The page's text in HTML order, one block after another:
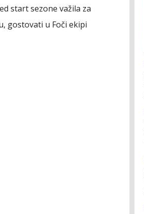
start sezone važila za
gostovati u Foči ekipi